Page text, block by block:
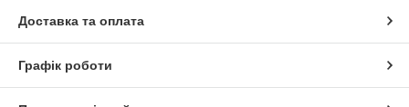
Доставка та оплата
Графік роботи